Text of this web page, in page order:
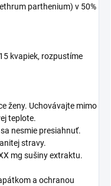
parthenium) v 50%
kvapiek, rozpustíme
ženy. Uchovávajte mimo
teplote.
nesmie presiahnuť.
stravy.
mg sušiny extraktu.
a ochranou